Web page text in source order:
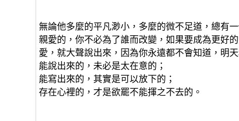
無論他多麼的平凡渺小，多麼的微不足道，總有
親愛的，你不必為了誰而改變，如果要成為更好
愛，就大聲說出來，因為你永遠都不會知道，明
能說出來的，未必是太在意的；
能寫出來的，其實是可以放下的；
存在心裡的，才是欲罷不能揮之不去的。